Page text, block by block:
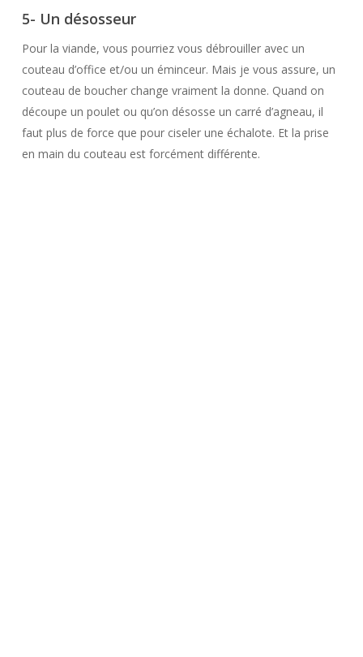
5- Un désosseur
Pour la viande, vous pourriez vous débrouiller avec un
couteau d’office et/ou un éminceur. Mais je vous assure, un
couteau de boucher change vraiment la donne. Quand on
découpe un poulet ou qu’on désosse un carré d’agneau, il
faut plus de force que pour ciseler une échalote. Et la prise
en main du couteau est forcément différente.